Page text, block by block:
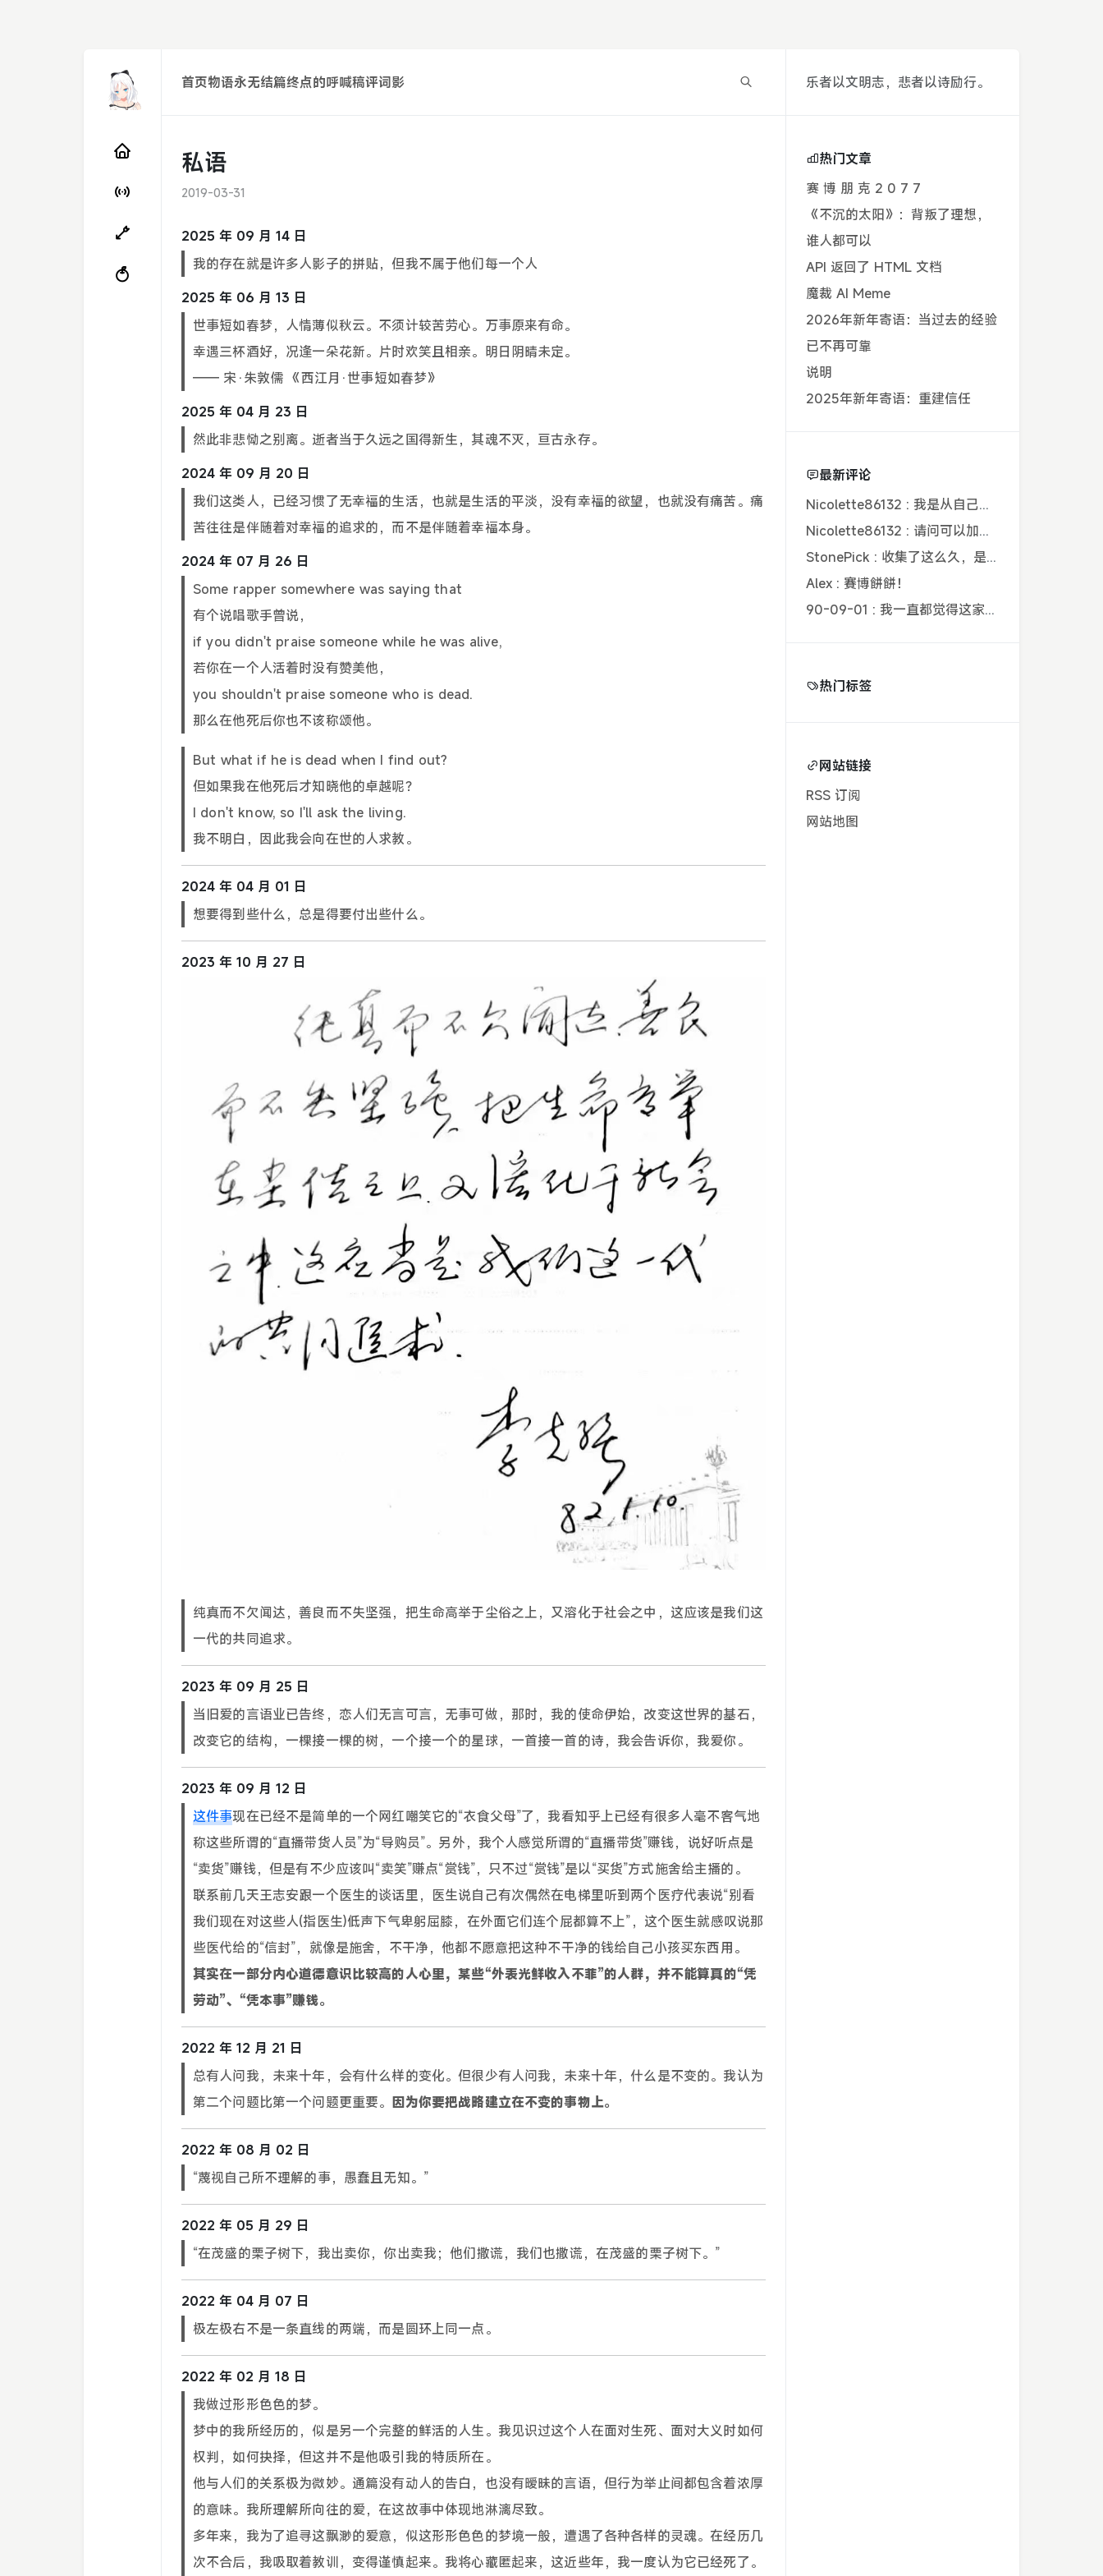
首页物语永无结篇终点的呼喊稿评词影
私语
2019-03-31
2025 年 09 月 14 日
我的存在就是许多人影子的拼贴，但我不属于他们每一个人
2025 年 06 月 13 日
世事短如春梦，人情薄似秋云。不须计较苦劳心。万事原来有命。
幸遇三杯酒好，况逢一朵花新。片时欢笑且相亲。明日阴晴未定。
—— 宋·朱敦儒 《西江月·世事短如春梦》
2025 年 04 月 23 日
然此非悲恸之别离。逝者当于久远之国得新生，其魂不灭，亘古永存。
2024 年 09 月 20 日
我们这类人，已经习惯了无幸福的生活，也就是生活的平淡，没有幸福的欲望，也就没有痛苦。痛
苦往往是伴随着对幸福的追求的，而不是伴随着幸福本身。
2024 年 07 月 26 日
Some rapper somewhere was saying that
有个说唱歌手曾说，
if you didn't praise someone while he was alive,
若你在一个人活着时没有赞美他，
you shouldn't praise someone who is dead.
那么在他死后你也不该称颂他。
But what if he is dead when I find out?
但如果我在他死后才知晓他的卓越呢？
I don't know, so I'll ask the living.
我不明白，因此我会向在世的人求教。
2024 年 04 月 01 日
想要得到些什么，总是得要付出些什么。
2023 年 10 月 27 日
纯真而不欠闻达，善良而不失坚强，把生命高举于尘俗之上，又溶化于社会之中，这应该是我们这
一代的共同追求。
2023 年 09 月 25 日
当旧爱的言语业已告终，恋人们无言可言，无事可做，那时，我的使命伊始，改变这世界的基石，
改变它的结构，一棵接一棵的树，一个接一个的星球，一首接一首的诗，我会告诉你，我爱你。
2023 年 09 月 12 日
这件事现在已经不是简单的一个网红嘲笑它的“衣食父母”了，我看知乎上已经有很多人毫不客气地
称这些所谓的“直播带货人员”为“导购员”。另外，我个人感觉所谓的“直播带货”赚钱，说好听点是
“卖货”赚钱，但是有不少应该叫“卖笑”赚点“赏钱”，只不过“赏钱”是以“买货”方式施舍给主播的。
联系前几天王志安跟一个医生的谈话里，医生说自己有次偶然在电梯里听到两个医疗代表说“别看
我们现在对这些人(指医生)低声下气卑躬屈膝，在外面它们连个屁都算不上”，这个医生就感叹说那
些医代给的“信封”，就像是施舍，不干净，他都不愿意把这种不干净的钱给自己小孩买东西用。
其实在一部分内心道德意识比较高的人心里，某些“外表光鲜收入不菲”的人群，并不能算真的“凭
劳动”、“凭本事”赚钱。
2022 年 12 月 21 日
总有人问我，未来十年，会有什么样的变化。但很少有人问我，未来十年，什么是不变的。我认为
第二个问题比第一个问题更重要。 因为你要把战略建立在不变的事物上。
2022 年 08 月 02 日
“蔑视自己所不理解的事，愚蠢且无知。”
2022 年 05 月 29 日
“在茂盛的栗子树下，我出卖你，你出卖我；他们撒谎，我们也撒谎，在茂盛的栗子树下。”
2022 年 04 月 07 日
极左极右不是一条直线的两端，而是圆环上同一点。
2022 年 02 月 18 日
我做过形形色色的梦。
梦中的我所经历的，似是另一个完整的鲜活的人生。我见识过这个人在面对生死、面对大义时如何
权判，如何抉择，但这并不是他吸引我的特质所在。
他与人们的关系极为微妙。通篇没有动人的告白，也没有暧昧的言语，但行为举止间都包含着浓厚
的意味。我所理解所向往的爱，在这故事中体现地淋漓尽致。
多年来，我为了追寻这飘渺的爱意，似这形形色色的梦境一般，遭遇了各种各样的灵魂。在经历几
次不合后，我吸取着教训，变得谨慎起来。我将心藏匿起来，这近些年，我一度认为它已经死了。
乐者以文明志，悲者以诗励行。
热门文章
赛 博 朋 克 2 0 7 7
《不沉的太阳》：背叛了理想，
谁人都可以
API 返回了 HTML 文档
魔裁 AI Meme
2026年新年寄语：当过去的经验
已不再可靠
说明
2025年新年寄语：重建信任
最新评论
Nicolette86132 : 我是从自己的友链花程序结果里找过来...
Nicolette86132 : 请问可以加入吗?主页链接:http...
StonePick : 收集了这么久，是时候填坑了吧，嗯~？
Alex : 賽博餅餅！
90-09-01 : 我一直都觉得这家企业不应该被恩地所...
热门标签
网站链接
RSS 订阅
网站地图